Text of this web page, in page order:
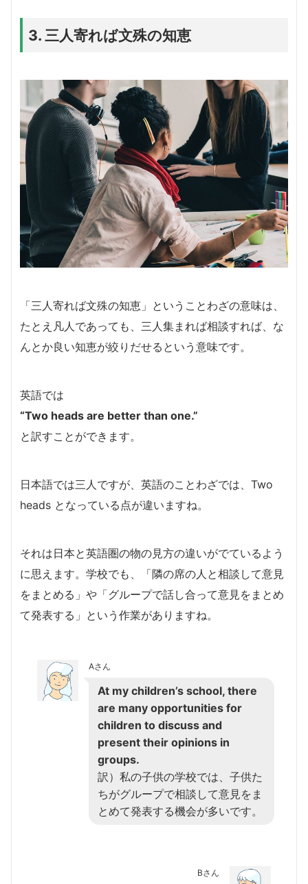
3. 三人寄れば文殊の知恵
「三人寄れば文殊の知恵」ということわざの意味は、
たとえ凡人であっても、三人集まれば相談すれば、な
んとか良い知恵が絞りだせるという意味です。
英語では
“Two heads are better than one.”
と訳すことができます。
日本語では三人ですが、英語のことわざでは、Two
heads となっている点が違いますね。
それは日本と英語圏の物の見方の違いがでているよう
に思えます。学校でも、「隣の席の人と相談して意見
をまとめる」や「グループで話し合って意見をまとめ
て発表する」という作業がありますね。
Aさん
At my children’s school, there
are many opportunities for
children to discuss and
present their opinions in
groups.
訳）私の子供の学校では、子供た
ちがグループで相談して意見をま
とめて発表する機会が多いです。
Bさん